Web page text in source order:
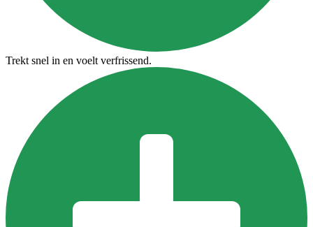
Trekt snel in en voelt verfrissend.